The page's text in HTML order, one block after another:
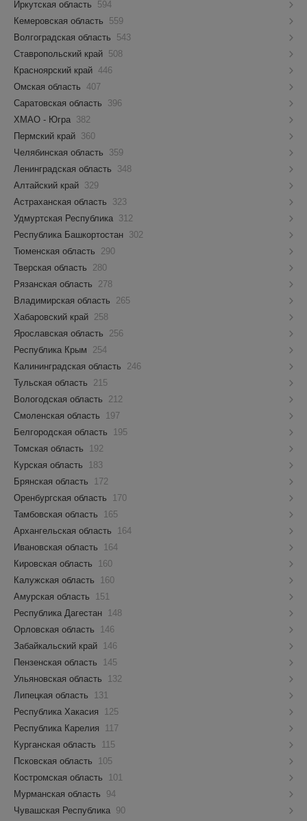
Иркутская область
594
Кемеровская область
559
Волгоградская область
543
Ставропольский край 508
Красноярский край 446
Омская область 407
Саратовская область
396
ХМАО - Югра 382
Пермский край 360
Челябинская область
359
Ленинградская область
348
Алтайский край 329
Астраханская область
323
Удмуртская Республика 312
Республика Башкортостан 302
Тюменская область
290
Тверская область
280
Рязанская область
278
Владимирская область
265
Хабаровский край 258
Ярославская область
256
Республика Крым
254
Калининградская область
246
Тульская область
215
Вологодская область
212
Смоленская область
197
Белгородская область
195
Томская область
192
Курская область
183
Брянская область
172
Оренбургская область
170
Тамбовская область
165
Архангельская область
164
Ивановская область
164
Кировская область
160
Калужская область
160
Амурская область
151
Республика Дагестан 148
Орловская область
146
Забайкальский край 146
Пензенская область
145
Ульяновская область
132
Липецкая область
131
Республика Хакасия
125
Республика Карелия
117
Курганская область
115
Псковская область
105
Костромская область
101
Мурманская область
94
Чувашская Республика 90